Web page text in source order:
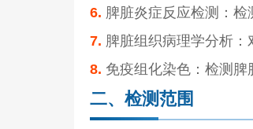
6. 脾脏炎症反应检测：检
7. 脾脏组织病理学分析：
8. 免疫组化染色：检测脾
二、检测范围